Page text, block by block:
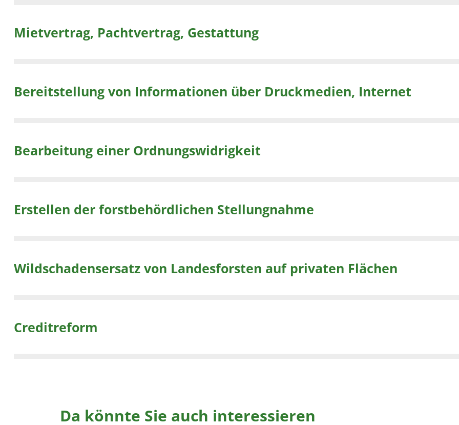
Mietvertrag, Pachtvertrag, Gestattung
Bereitstellung von Informationen über Druckmedien, Internet
Bearbeitung einer Ordnungswidrigkeit
Erstellen der forstbehördlichen Stellungnahme
Wildschadensersatz von Landesforsten auf privaten Flächen
Creditreform
Da könnte Sie auch interessieren